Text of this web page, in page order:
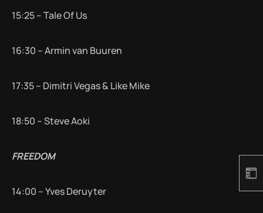
15:25 – Tale Of Us
16:30 – Armin van Buuren
17:35 – Dimitri Vegas & Like Mike
18:50 – Steve Aoki
FREEDOM
14:00 – Yves Deruyter